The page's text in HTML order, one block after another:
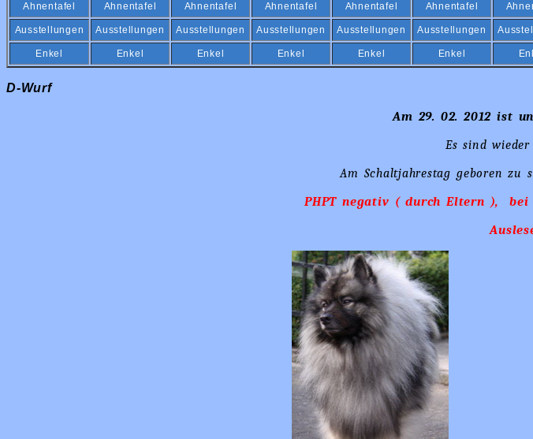
Ahnentafel Ahnentafel Ahnentafel Ahnentafel Ahnentafel Ahnentafel
Ausstellungen Ausstellungen Ausstellungen Ausstellungen Ausstellungen Ausstellungen
Enkel Enkel Enkel Enkel Enkel Enkel
D-Wurf
Am 29. 02. 2012 ist
Es sind
Am Schaltjahrestag geboren zu
PHPT negativ ( durch Eltern ), bei